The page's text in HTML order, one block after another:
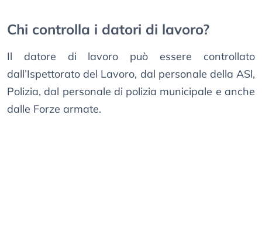
Chi controlla i datori di lavoro?
Il datore di lavoro può essere controllato
dall’Ispettorato del Lavoro, dal personale della ASl,
Polizia, dal personale di polizia municipale e anche
dalle Forze armate.